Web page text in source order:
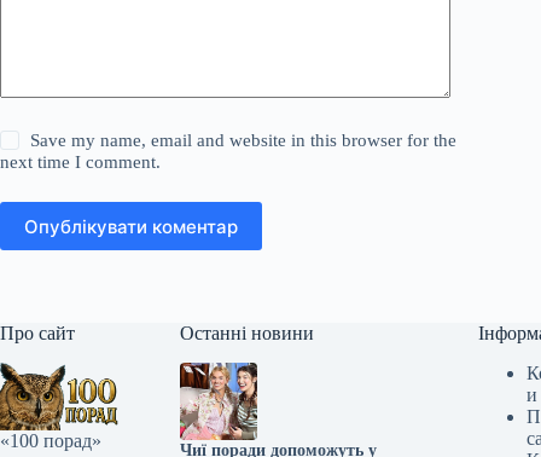
Save my name, email and website in this browser for the
next time I comment.
Опублікувати коментар
Про сайт
«100 порад»
Останні новини
Чиї поради допоможуть у
и